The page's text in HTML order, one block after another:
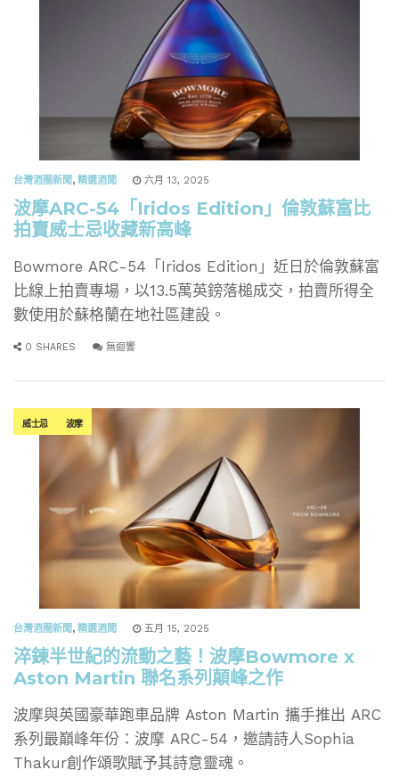
台灣酒圈新聞, 精選酒聞 六月 13, 2025
波摩ARC-54「Iridos Edition」倫敦蘇富比
拍賣威士忌收藏新高峰
Bowmore ARC-54「Iridos Edition」近日於倫敦蘇富
比線上拍賣專場，以13.5萬英鎊落槌成交，拍賣所得全
數使用於蘇格蘭在地社區建設。
0 SHARES 無迴響
威士忌 波摩
台灣酒圈新聞, 精選酒聞 五月 15, 2025
淬鍊半世紀的流動之藝！波摩Bowmore x
Aston Martin 聯名系列顛峰之作
波摩與英國豪華跑車品牌 Aston Martin 攜手推出 ARC
系列最巔峰年份：波摩 ARC-54，邀請詩人Sophia
Thakur創作頌歌賦予其詩意靈魂。